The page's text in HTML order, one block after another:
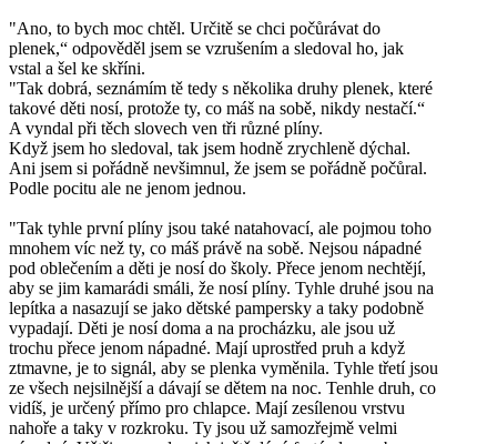
"Ano, to bych moc chtěl. Určitě se chci počůrávat do
plenek,“ odpověděl jsem se vzrušením a sledoval ho, jak
vstal a šel ke skříni.
"Tak dobrá, seznámím tě tedy s několika druhy plenek, které
takové děti nosí, protože ty, co máš na sobě, nikdy nestačí.“
A vyndal při těch slovech ven tři různé plíny.
Když jsem ho sledoval, tak jsem hodně zrychleně dýchal.
Ani jsem si pořádně nevšimnul, že jsem se pořádně počůral.
Podle pocitu ale ne jenom jednou.
"Tak tyhle první plíny jsou také natahovací, ale pojmou toho
mnohem víc než ty, co máš právě na sobě. Nejsou nápadné
pod oblečením a děti je nosí do školy. Přece jenom nechtějí,
aby se jim kamarádi smáli, že nosí plíny. Tyhle druhé jsou na
lepítka a nasazují se jako dětské pampersky a taky podobně
vypadají. Děti je nosí doma a na procházku, ale jsou už
trochu přece jenom nápadné. Mají uprostřed pruh a když
ztmavne, je to signál, aby se plenka vyměnila. Tyhle třetí jsou
ze všech nejsilnější a dávají se dětem na noc. Tenhle druh, co
vidíš, je určený přímo pro chlapce. Mají zesílenou vrstvu
nahoře a taky v rozkroku. Ty jsou už samozřejmě velmi